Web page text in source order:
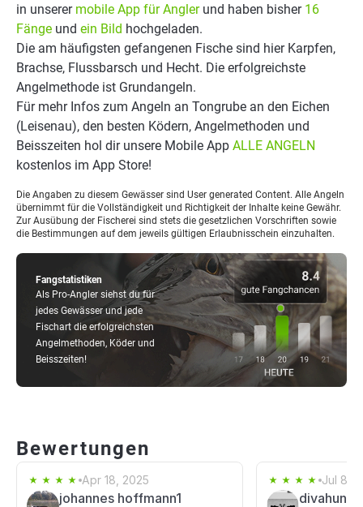
Fangstatistiken
Als Pro-Angler siehst du für
jedes Gewässer und jede
Fischart die erfolgreichsten
Angelmethoden, Köder und
Beisszeiten!
in unserer mobile App für Anglerund haben bisher 16
Fänge und ein Bild hochgeladen.
Die am häufigsten gefangenen Fische sind hier Karpfen,
Brachse, Flussbarsch und Hecht. Die erfolgreichste
Angelmethode ist Grundangeln.
Für mehr Infos zum Angeln an Tongrube an den Eichen
(Leisenau), den besten Ködern, Angelmethoden und
Beisszeiten hol dir unsere Mobile App ALLE ANGELN
kostenlos im App Store!
Die Angaben zu diesem Gewässer sind User generated Content. Alle Angeln
übernimmt für die Vollständigkeit und Richtigkeit der Inhalte keine Gewähr.
Zur Ausübung der Fischerei sind stets die gesetzlichen Vorschriften sowie
die Bestimmungen auf dem jeweils gültigen Erlaubnisschein einzuhalten.
Bewertungen
Apr 18, 2025
johannes hoffmann1
Jul 8,